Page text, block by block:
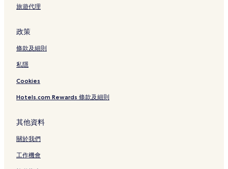
熊本市的豪華酒店
櫻花馬場城彩苑附近的酒店
熊本市的平價酒店
熊本當代藝術館附近的酒店
櫻町熊本附近的酒店
夏目漱石故居附近的酒店
下通酒店
Amu Plaza熊本附近的酒店
天主教手取教會附近的酒店
旅遊代理
政策
條款及細則
私隱
Cookies
Hotels.com Rewards 條款及細則
其他資料
關於我們
工作機會